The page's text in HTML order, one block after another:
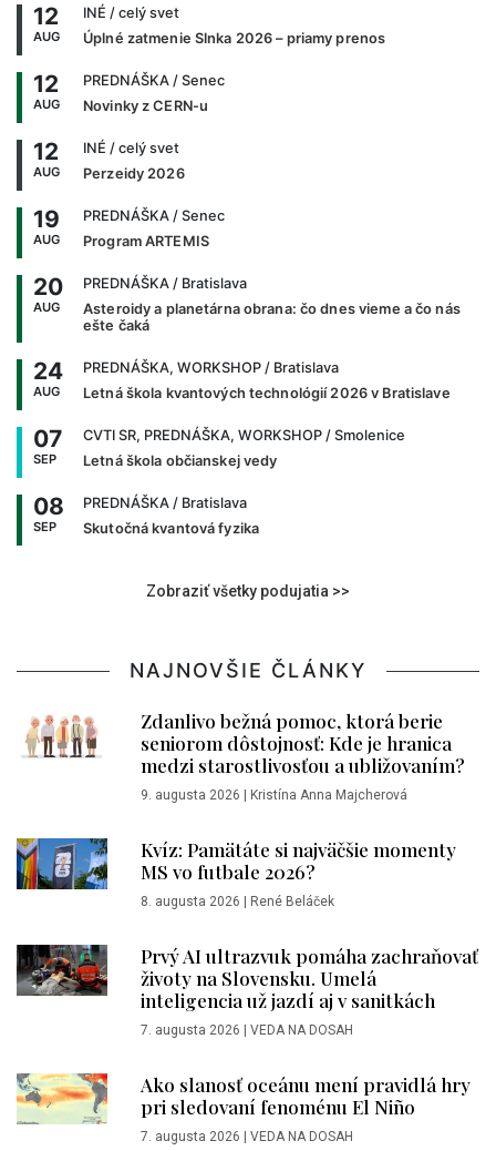
12
AUG
INÉ / celý svet
Úplné zatmenie Slnka 2026 – priamy prenos
12
AUG
PREDNÁŠKA / Senec
Novinky z CERN-u
12
AUG
INÉ / celý svet
Perzeidy 2026
19
AUG
PREDNÁŠKA / Senec
Program ARTEMIS
20
AUG
PREDNÁŠKA / Bratislava
Asteroidy a planetárna obrana: čo dnes vieme a čo nás
ešte čaká
24
AUG
PREDNÁŠKA, WORKSHOP / Bratislava
Letná škola kvantových technológií 2026 v Bratislave
07
SEP
CVTI SR, PREDNÁŠKA, WORKSHOP / Smolenice
Letná škola občianskej vedy
08
SEP
PREDNÁŠKA / Bratislava
Skutočná kvantová fyzika
Zobraziť všetky podujatia >>
NAJNOVŠIE ČLÁNKY
Zdanlivo bežná pomoc, ktorá berie
seniorom dôstojnosť: Kde je hranica
medzi starostlivosťou a ubližovaním?
9. augusta 2026 | Kristína Anna Majcherová
Kvíz: Pamätáte si najväčšie momenty
MS vo futbale 2026?
8. augusta 2026 | René Beláček
Prvý AI ultrazvuk pomáha zachraňovať
životy na Slovensku. Umelá
inteligencia už jazdí aj v sanitkách
7. augusta 2026 | VEDA NA DOSAH
Ako slanosť oceánu mení pravidlá hry
pri sledovaní fenoménu El Niño
7. augusta 2026 | VEDA NA DOSAH